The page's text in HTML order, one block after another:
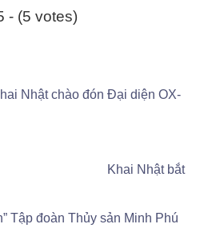
- (5 votes)
Nhật chào đón Đại diện OX-
Khai Nhật bắt
Tập đoàn Thủy sản Minh Phú